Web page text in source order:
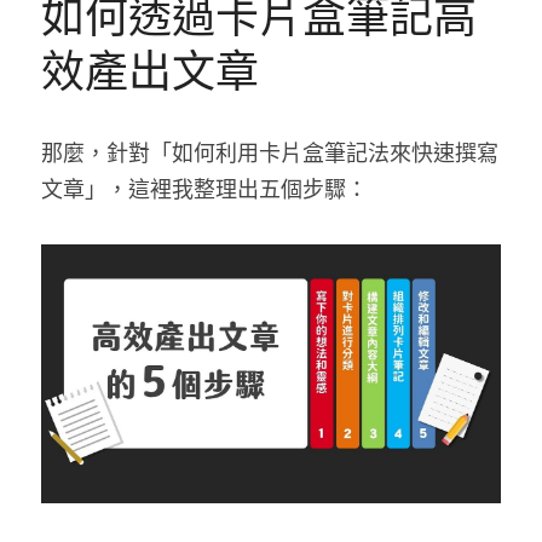
如何透過卡片盒筆記高
效產出文章
那麼，針對「如何利用卡片盒筆記法來快速撰寫
文章」，這裡我整理出五個步驟：